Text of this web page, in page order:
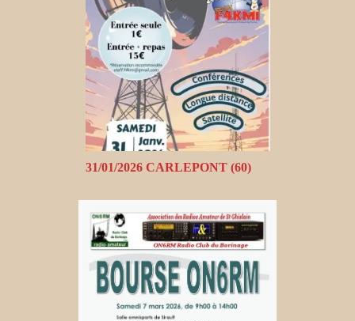
31/01/2026 CARLEPONT (60)